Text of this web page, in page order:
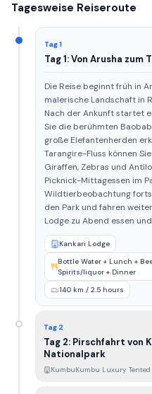
Tagesweise Reiseroute
Tag 1
Tag 1: Von Arusha
Die Reise beginnt früh in
malerische Landschaft in
Nach der Ankunft startet
Sie die berühmten
große Elefantenherden
Tarangire-Fluss können
Giraffen, Zebras und
Picknick-Mittagessen im
Wildtierbeobachtung
den Park und fahren
Lodge zu Abend essen
Kankari Lodge
Bottle Water + Lunch +
Spirits/liquor + Dinner
140 km / 2.5 hours
Tag 2
Tag 2: Pirschfahrt von
Nationalpark
KumbuKumbu Luxury Tented